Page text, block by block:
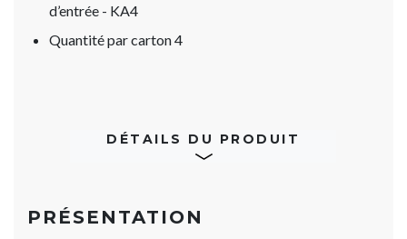
d’entrée - KA4
Quantité par carton 4
DÉTAILS DU PRODUIT
PRÉSENTATION